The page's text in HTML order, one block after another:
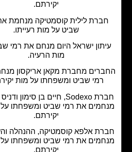
לילית קוסמטיקה מנחמת את רמי
שביט על מות רעייתו.
ישראל היום מנחם את רמי שביט על
מות הרעיה.
מחברת מקאן אריקסון מנחמים את
רמי שביט ומשפחתו על מות יקירתם.
חברת Sodexo, חיים בן סימון ודניס משואל
את רמי שביט ומשפחתו על פטירת
אלפא קוסמטיקה, ההנהלה והעובדים
את רמי שביט ומשפחתו על פטירת